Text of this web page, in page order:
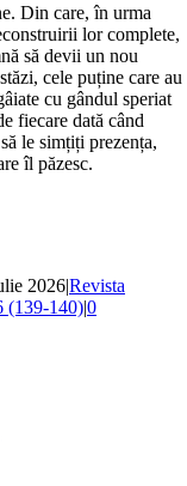
Din care, în urma
lor complete,
să devii un nou
cele puține care au
cu gândul speriat
fiecare dată când
le simțiți prezența,
îl păzesc.
2026|Revista
(139-140)|0